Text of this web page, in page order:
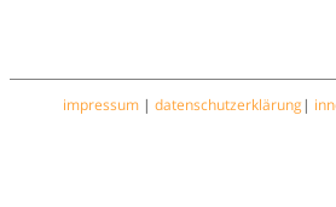
impressum | datenschutzerklärung |